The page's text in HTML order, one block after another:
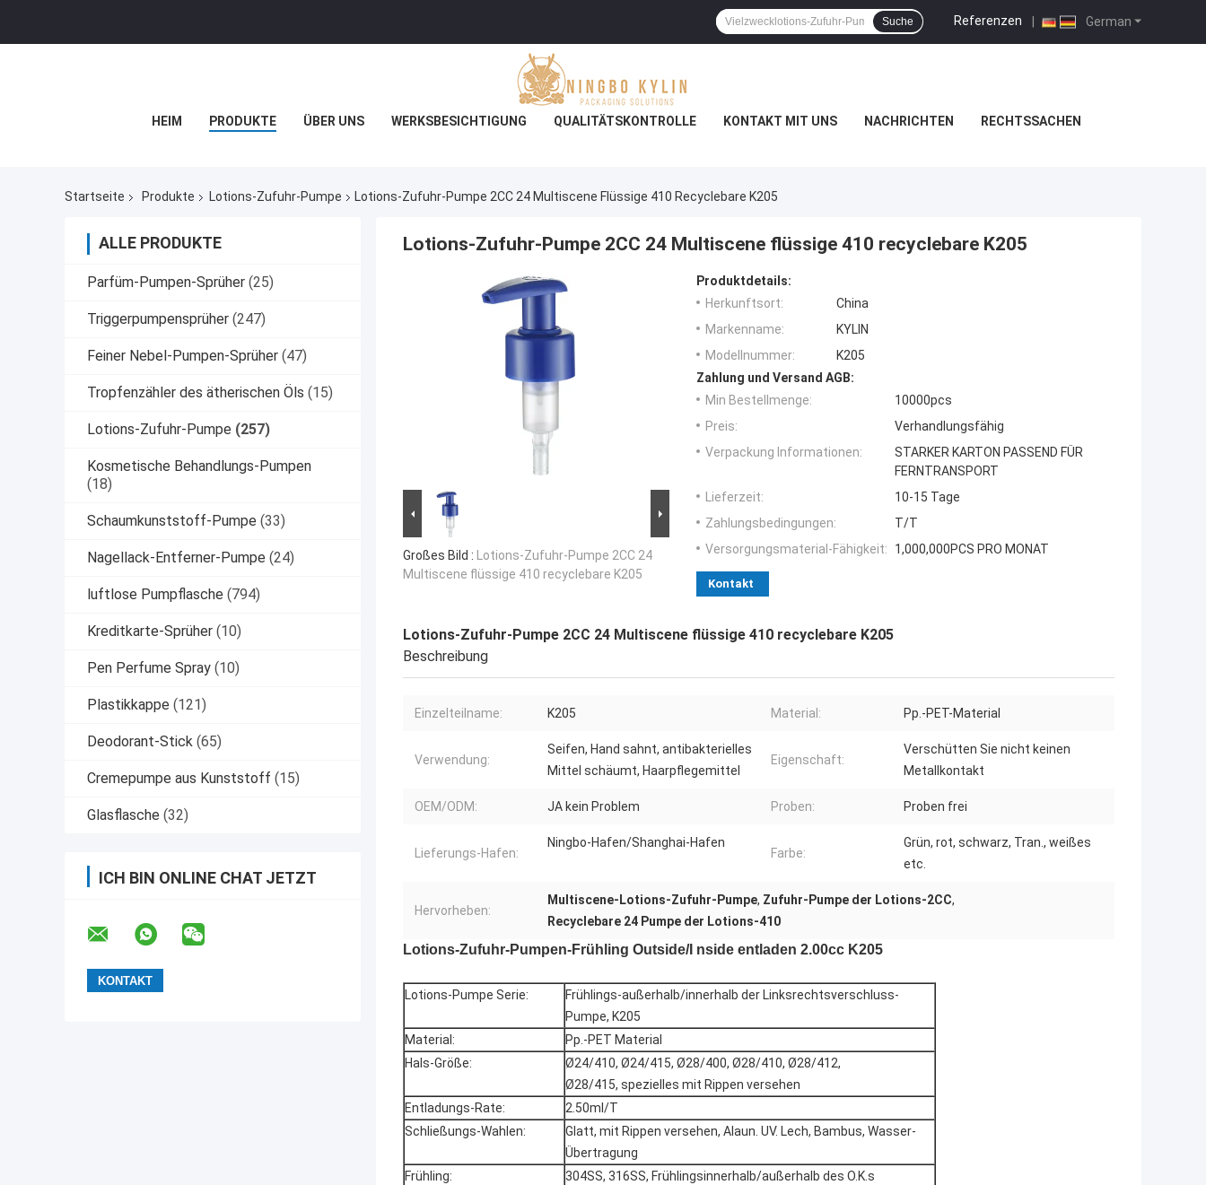
German
Referenzen |
Suche
HEIM PRODUKTE ÜBER UNS WERKSBESICHTIGUNG QUALITÄTSKONTROLLE KONTAKT MIT UNS NACHRICHTEN RECHTSSACHEN
Startseite Produkte Lotions-Zufuhr-Pumpe Lotions-Zufuhr-Pumpe 2CC 24 Multiscene Flüssige 410 Recyclebare K205
ALLE PRODUKTE
Parfüm-Pumpen-Sprüher (25)
Triggerpumpensprüher (247)
Feiner Nebel-Pumpen-Sprüher (47)
Tropfenzähler des ätherischen Öls (15)
Lotions-Zufuhr-Pumpe (257)
Kosmetische Behandlungs-Pumpen
(18)
Schaumkunststoff-Pumpe (33)
Nagellack-Entferner-Pumpe (24)
luftlose Pumpflasche (794)
Kreditkarte-Sprüher (10)
Pen Perfume Spray (10)
Plastikkappe (121)
Deodorant-Stick (65)
Cremepumpe aus Kunststoff (15)
Glasflasche (32)
ICH BIN ONLINE CHAT JETZT
Lotions-Zufuhr-Pumpe 2CC 24 Multiscene flüssige 410 recyclebare K205
Großes Bild : Lotions-Zufuhr-Pumpe 2CC 24
Multiscene flüssige 410 recyclebare K205
Produktdetails:
Herkunftsort:
China
Markenname:
KYLIN
Modellnummer:
K205
Zahlung und Versand AGB:
Min Bestellmenge:
10000pcs
Preis:
Verhandlungsfähig
Verpackung Informationen:
STARKER KARTON PASSEND FÜR
FERNTRANSPORT
Lieferzeit:
10-15 Tage
Zahlungsbedingungen:
T/T
Versorgungsmaterial-Fähigkeit:
1,000,000PCS PRO MONAT
Kontakt
Lotions-Zufuhr-Pumpe 2CC 24 Multiscene flüssige 410 recyclebare K205
Beschreibung
Einzelteilname: K205 Material: Pp.-PET-Material
Verwendung:
Seifen, Hand sahnt, antibakterielles
Mittel schäumt, Haarpflegemittel
Eigenschaft:
Verschütten Sie nicht keinen
Metallkontakt
OEM/ODM: JA kein Problem Proben: Proben frei
Lieferungs-Hafen:
Ningbo-Hafen/Shanghai-Hafen
Farbe:
Grün, rot, schwarz, Tran., weißes
etc.
Hervorheben:
Multiscene-Lotions-Zufuhr-Pumpe, Zufuhr-Pumpe der Lotions-2CC,
Recyclebare 24 Pumpe der Lotions-410
Lotions-Zufuhr-Pumpen-Frühling Outside/I nside entladen 2.00cc K205
Lotions-Pumpe Serie:
Frühlings-außerhalb/innerhalb der Linksrechtsverschluss-
Pumpe, K205
Material:
Pp.-PET Material
Hals-Größe:
Ø24/410, Ø24/415, Ø28/400, Ø28/410, Ø28/412,
Ø28/415, spezielles mit Rippen versehen
Entladungs-Rate:
2.50ml/T
Schließungs-Wahlen:
Glatt, mit Rippen versehen, Alaun. UV. Lech, Bambus, Wasser-
Übertragung
Frühling:
304SS, 316SS, Frühlingsinnerhalb/außerhalb des O.K.s